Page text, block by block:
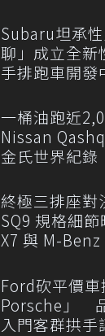
Subaru坦承
聊」成立全新
手排跑車開發
一桶油跑近
Nissan
金氏世界紀錄
終極三排座
SQ9 規格細
X7 與 M-Benz
Ford砍平價
Porsche」
入門客群拱手